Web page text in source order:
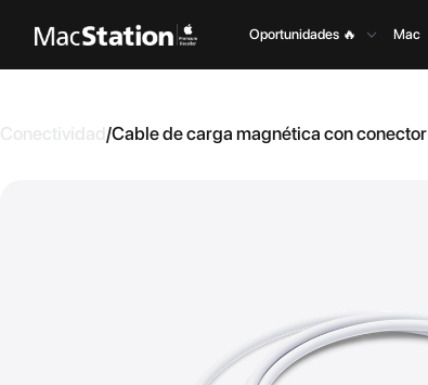
Oportunidades 🔥 Mac
Conectividad/Cable de carga magnética con